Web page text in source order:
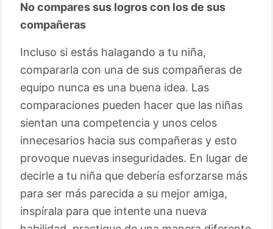
No compares sus logros con los de sus
compañeras
Incluso si estás halagando a tu niña,
compararla con una de sus compañeras de
equipo nunca es una buena idea. Las
comparaciones pueden hacer que las niñas
sientan una competencia y unos celos
innecesarios hacia sus compañeras y esto
provoque nuevas inseguridades. En lugar de
decirle a tu niña que debería esforzarse más
para ser más parecida a su mejor amiga,
inspírala para que intente una nueva